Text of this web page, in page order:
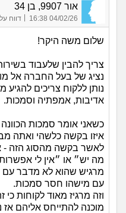
אור 9907, בן 34
04/02/26 16:38
| דווח
שלום משה היקר!
צריך להבין שלעבוד
נציג של בעל החברה אל
נותן ללקוח צריכים
אדיבות, אמפתיה וסמכות.
כשאני אומר סמכות
איזו בקשה כלשהי ואתה
לאשר בקשה מהסוג הזה -
מה יש״ או ״אין לי
מרגיש שהוא לא מדבר עם
עם מישהו חסר סמכות.
וזה מרגיז מאוד לקוחות
מוכנה להתייחס אליהם